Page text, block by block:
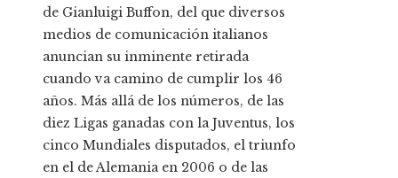
de Gianluigi Buffon, del que diversos
medios de comunicación italianos
anuncian su inminente retirada
cuando va camino de cumplir los 46
años. Más allá de los números, de las
diez Ligas ganadas con la Juventus, los
cinco Mundiales disputados, el triunfo
en el de Alemania en 2006 o de las